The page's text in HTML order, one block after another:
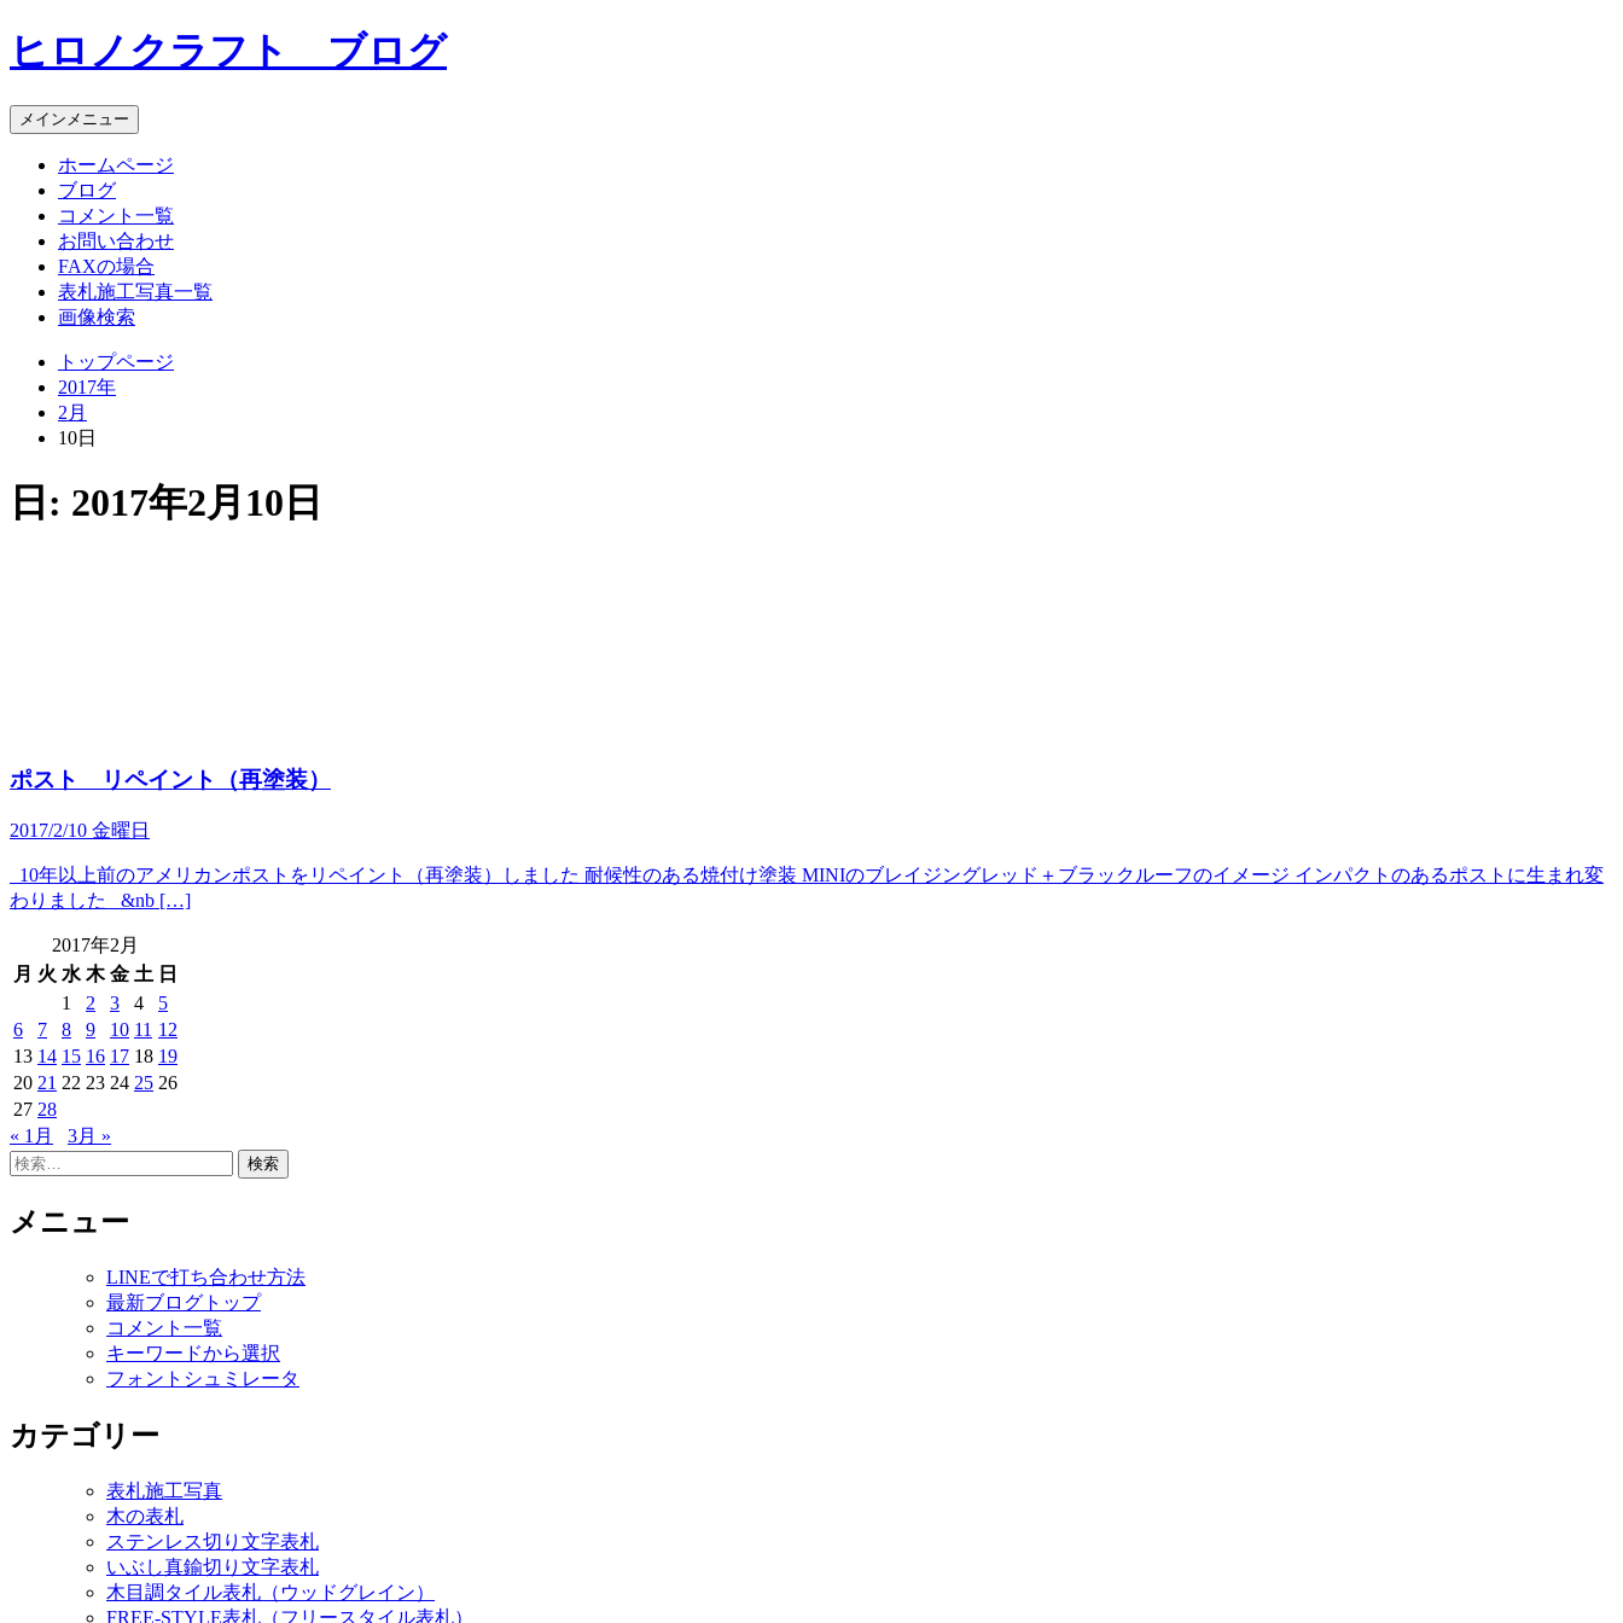
コ
ン
ン
ツ
ヒロノクラフト ブログ
メインメニュー
ホームページ
ブログ
コメント一覧
お問い合わせ
FAXの場合
表札施工写真一覧
画像検索
トップページ
2017年
2月
10日
日: 2017年2月10日
ポスト リペイント（再塗装）
2017/2/10 金曜日
10年以上前のアメリカンポストをリペイント（再塗装）しました 耐候性のある焼付け塗装 MINIのブレイジングレッド＋ブラックルーフのイメージ インパクトのあるポストに生まれ変
わりました &nb […]
2017年2月
月 火 水 木 金 土 日
1
2 3 4
5
6
7 8 9 10 11 12
13 14 15 16 17 18 19
20 21 22 23 24 25 26
27 28
« 1月
3月 »
検
メニュー
LINEで打ち合わせ方法
最新ブログトップ
コメント一覧
キーワードから選択
フォントシュミレータ
カテゴリー
表札施工写真
木の表札
ステンレス切り文字表札
いぶし真鍮切り文字表札
木目調タイル表札（ウッドグレイン）
FREE-STYLE表札（フリースタイル表札）